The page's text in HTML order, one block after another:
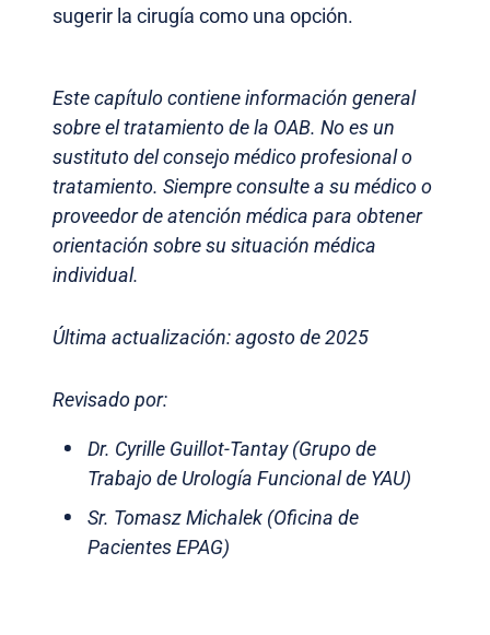
sugerir la cirugía como una opción.
Este capítulo contiene información general
sobre el tratamiento de la OAB. No es un
sustituto del consejo médico profesional o
tratamiento. Siempre consulte a su médico o
proveedor de atención médica para obtener
orientación sobre su situación médica
individual.
Última actualización: agosto de 2025
Revisado por:
Dr. Cyrille Guillot-Tantay (Grupo de
Trabajo de Urología Funcional de YAU)
Sr. Tomasz Michalek (Oficina de
Pacientes EPAG)